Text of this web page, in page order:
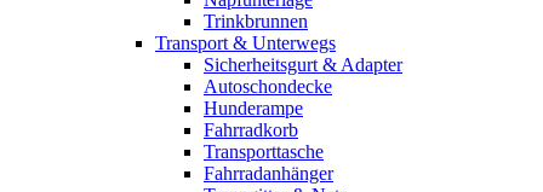
Trinkbrunnen
Transport & Unterwegs
Sicherheitsgurt & Adapter
Autoschondecke
Hunderampe
Fahrradkorb
Transporttasche
Fahrradanhänger